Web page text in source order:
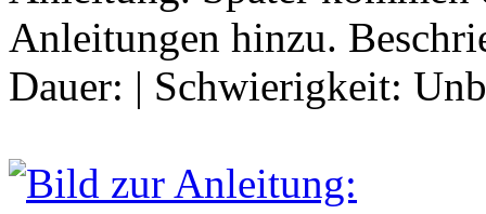
Anleitungen hinzu.
Dauer: | Schwierigkeit: